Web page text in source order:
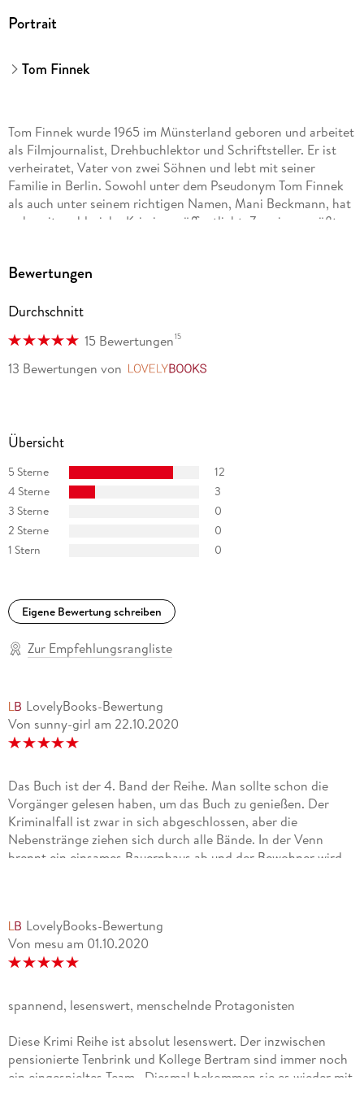
Portrait
Tom Finnek
Tom Finnek wurde 1965 im Münsterland geboren und arbeitet
als Filmjournalist, Drehbuchlektor und Schriftsteller. Er ist
verheiratet, Vater von zwei Söhnen und lebt mit seiner
Familie in Berlin. Sowohl unter dem Pseudonym Tom Finnek
als auch unter seinem richtigen Namen, Mani Beckmann, hat
er bereits zahlreiche Krimis veröffentlicht. Zu seinen größten
Vor dem Abgrund" .
Bewertungen
Durchschnitt
15 Bewertungen15
13 Bewertungen von
Übersicht
5 Sterne
12
4 Sterne
3
3 Sterne
0
2 Sterne
0
1 Stern
0
Eigene Bewertung schreiben
Zur Empfehlungsrangliste
LovelyBooks-Bewertung
Von sunny-girl am 22.10.2020
Das Buch ist der 4. Band der Reihe. Man sollte schon die
Vorgänger gelesen haben, um das Buch zu genießen. Der
Kriminalfall ist zwar in sich abgeschlossen, aber die
Nebenstränge ziehen sich durch alle Bände. In der Venn
brennt ein einsames Bauernhaus ab und der Bewohner wird
20 Jahren noch heute für Auswirkungen? Heinrich Tenbrick
ist im Ruhestand, aber er kann es nicht lassen weiter zu
ermitteln. Dem neuen Chef passt das gar nicht, aber er liefert
anzuzapfen.Der Schreibstil ist sehr angenehm. Im Buch wird
die Gegend und die etwas schrulligen Bewohner liebevoll
beschrieben. Als Dorfbewohner habe ich viele Parallelen
entdeckt. Das Buch ist nicht übermäßig spannend. Trotzdem
habe ich mitgefiebert, auch wie die Protagonisten ihre
LovelyBooks-Bewertung
Von mesu am 01.10.2020
spannend, lesenswert, menschelnde Protagonisten
Diese Krimi Reihe ist absolut lesenswert. Der inzwischen
pensionierte Tenbrink und Kollege Bertram sind immer noch
ein eingespieltes Team. Diesmal bekommen sie es wieder mit